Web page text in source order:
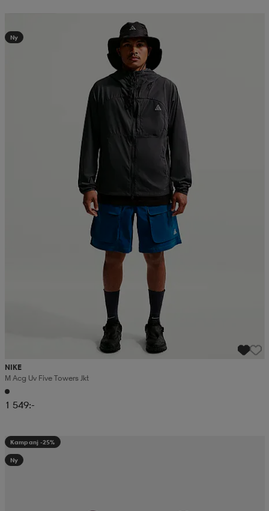
Ny
NIKE
M Acg Uv Five Towers Jkt
1 549:-
Kampanj -25%
Ny